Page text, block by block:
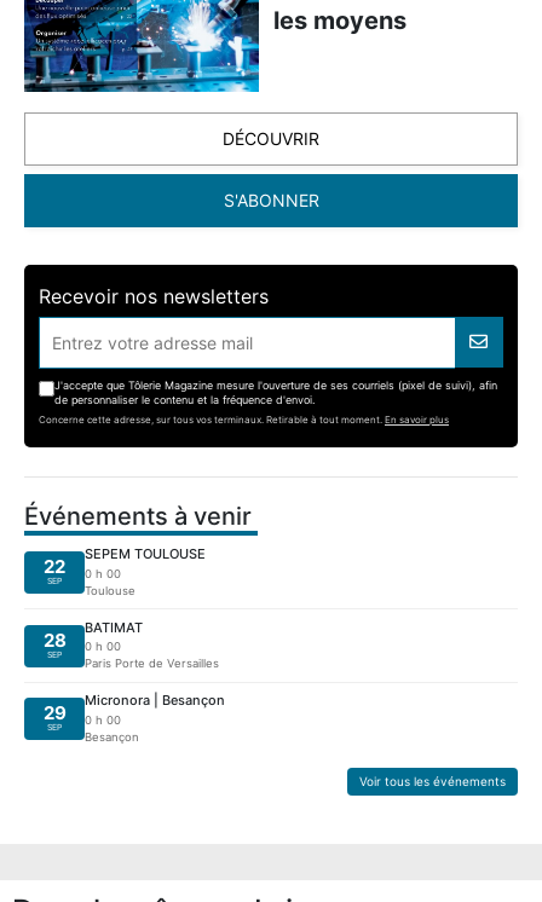
les moyens
DÉCOUVRIR
S'ABONNER
Recevoir nos newsletters
J'accepte que Tôlerie Magazine mesure l'ouverture de ses courriels (pixel de suivi), afin
de personnaliser le contenu et la fréquence d'envoi.
Concerne cette adresse, sur tous vos terminaux. Retirable à tout moment. En savoir plus
Événements à venir
22
SEP
SEPEM TOULOUSE
0 h 00
Toulouse
28
SEP
BATIMAT
0 h 00
Paris Porte de Versailles
29
SEP
Micronora | Besançon
0 h 00
Besançon
Voir tous les événements